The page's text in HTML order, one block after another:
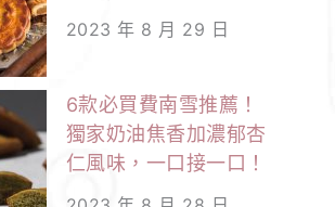
2023 年 8 月 29 日
6款必買費南雪推薦！
獨家奶油焦香加濃郁杏
仁風味，一口接一口！